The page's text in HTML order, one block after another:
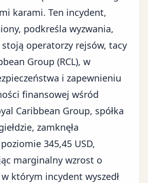
karami. Ten incydent,
podkreśla wyzwania,
operatorzy rejsów, tacy
Group (RCL), w
i zapewnieniu
finansowej wśród
Caribbean Group, spółka
zamknęła
345,45 USD,
marginalny wzrost o
którym incydent wyszedł